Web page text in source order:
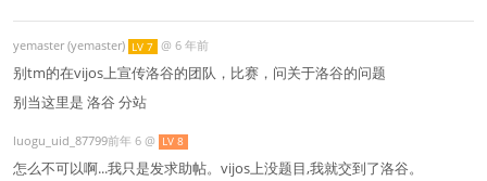
yemaster (yemaster) LV 7 @ 6 年前
别tm的在vijos上宣传洛谷的团队，比赛，问关于洛谷的问题
别当这里是 洛谷 分站
LV 8
@
6 年前
怎么不可以啊...我只是发求助帖。vijos上没题目,我就交到了洛谷。